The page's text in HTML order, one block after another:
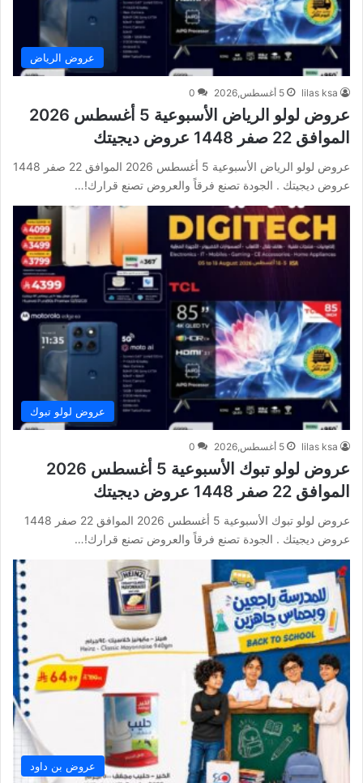
عروض الرياض
lilas ksa 5 أغسطس,2026 0
عروض لولو الرياض الأسبوعية 5 أغسطس 2026
الموافق 22 صفر 1448 عروض ديجيتك
عروض لولو الرياض الأسبوعية 5 أغسطس 2026 الموافق 22 صفر 1448
عروض ديجيتك . الجودة تصنع فرقاً والعروض تصنع قرارك!…
عروض لولو تبوك
lilas ksa 5 أغسطس,2026 0
عروض لولو تبوك الأسبوعية 5 أغسطس 2026
الموافق 22 صفر 1448 عروض ديجيتك
عروض لولو تبوك الأسبوعية 5 أغسطس 2026 الموافق 22 صفر 1448
عروض ديجيتك . الجودة تصنع فرقاً والعروض تصنع قرارك!…
عروض بن داود